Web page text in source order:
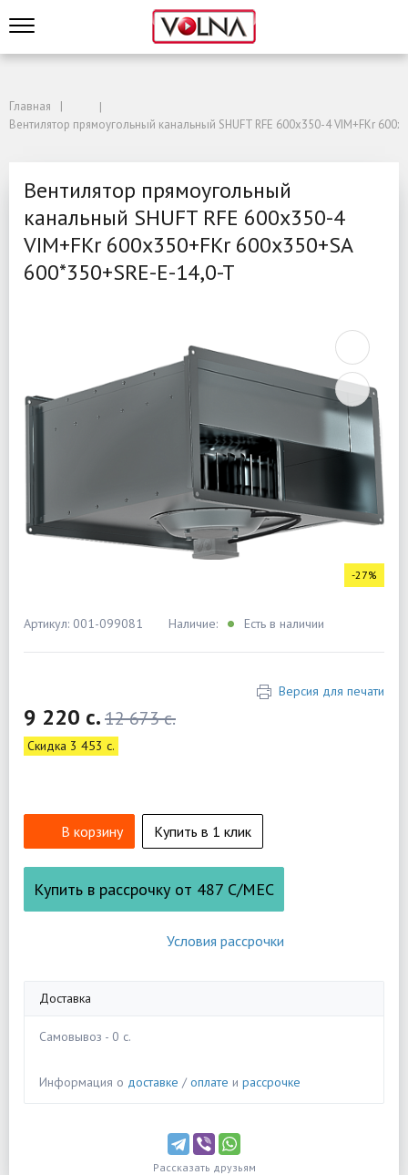
Главная
Вентилятор прямоугольный канальный SHUFT RFE 600х350-4 VIM+FKr
Вентилятор прямоугольный
канальный SHUFT RFE 600х350-4
VIM+FKr 600x350+FKr 600x350+SA
600*350+SRE-E-14,0-T
-27%
Артикул: 001-099081 Наличие: Есть в наличии
Версия для печати
9 220 c.12 673 c.
Скидка 3 453 c.
В корзину Купить в 1 клик
Купить в рассрочку от 487 С/МЕС
Условия рассрочки
Доставка
Самовывоз - 0 c.
Информация о доставке /оплате и рассрочке
Рассказать друзьям